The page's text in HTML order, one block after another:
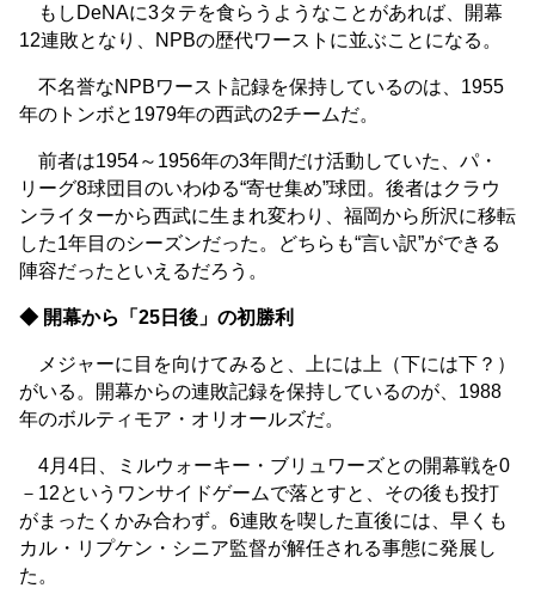
もしDeNAに3タテを食らうようなことがあれば、開幕
12連敗となり、NPBの歴代ワーストに並ぶことになる。
不名誉なNPBワースト記録を保持しているのは、1955
年のトンボと1979年の西武の2チームだ。
前者は1954～1956年の3年間だけ活動していた、パ・
リーグ8球団目のいわゆる“寄せ集め”球団。後者はクラウ
ンライターから西武に生まれ変わり、福岡から所沢に移転
した1年目のシーズンだった。どちらも“言い訳”ができる
陣容だったといえるだろう。
◆ 開幕から「25日後」の初勝利
メジャーに目を向けてみると、上には上（下には下？）
がいる。開幕からの連敗記録を保持しているのが、1988
年のボルティモア・オリオールズだ。
4月4日、ミルウォーキー・ブリュワーズとの開幕戦を0
－12というワンサイドゲームで落とすと、その後も投打
がまったくかみ合わず。6連敗を喫した直後には、早くも
カル・リプケン・シニア監督が解任される事態に発展し
た。